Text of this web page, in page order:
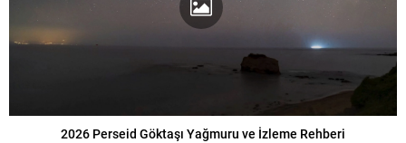
2026 Perseid Göktaşı Yağmuru ve İzleme Rehberi